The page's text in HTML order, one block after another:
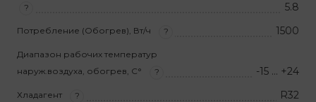
?
5.8
Потребление (Обогрев), Вт/ч ? 1500
Диапазон рабочих температур
наруж.воздуха, обогрев, С°
? -15 … +24
Хладагент ? R32